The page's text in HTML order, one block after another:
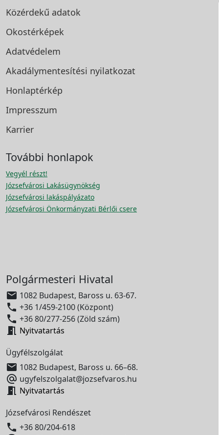
Közérdekű adatok
Okostérképek
Adatvédelem
Akadálymentesítési nyilatkozat
Honlaptérkép
Impresszum
Karrier
További honlapok
Vegyél részt!
Józsefvárosi Lakásügynökség
Józsefvárosi lakáspályázato
Józsefvárosi Önkormányzati Bérlői csere
Polgármesteri Hivatal
 1082 Budapest, Baross u. 63-67.
 +36 1/459-2100 (Központ)
 +36 80/277-256 (Zöld szám)
 Nyitvatartás
Ügyfélszolgálat
 1082 Budapest, Baross u. 66–68.
 ugyfelszolgalat@jozsefvaros.hu
 Nyitvatartás
Józsefvárosi Rendészet
 +36 80/204-618